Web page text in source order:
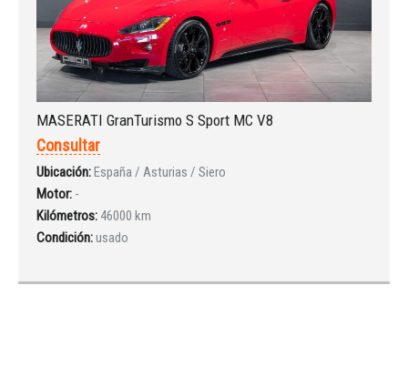
MASERATI GranTurismo S Sport MC V8
Consultar
Ubicación:España / Asturias / Siero
Motor: -
Kilómetros:46000 km
Condición:usado